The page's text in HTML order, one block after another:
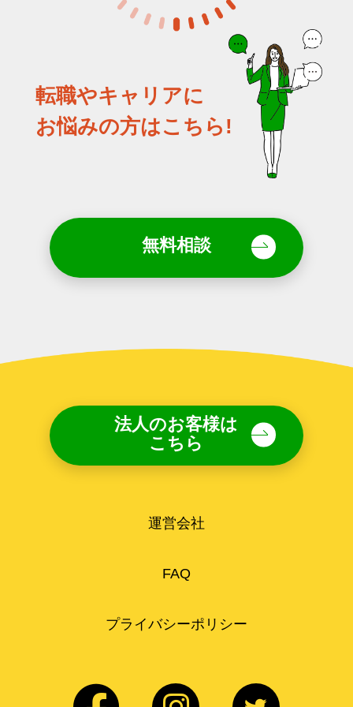
転職やキャリアに
お悩みの方はこちら!
無料相談
法人のお客様は
こちら
運営会社
FAQ
プライバシーポリシー